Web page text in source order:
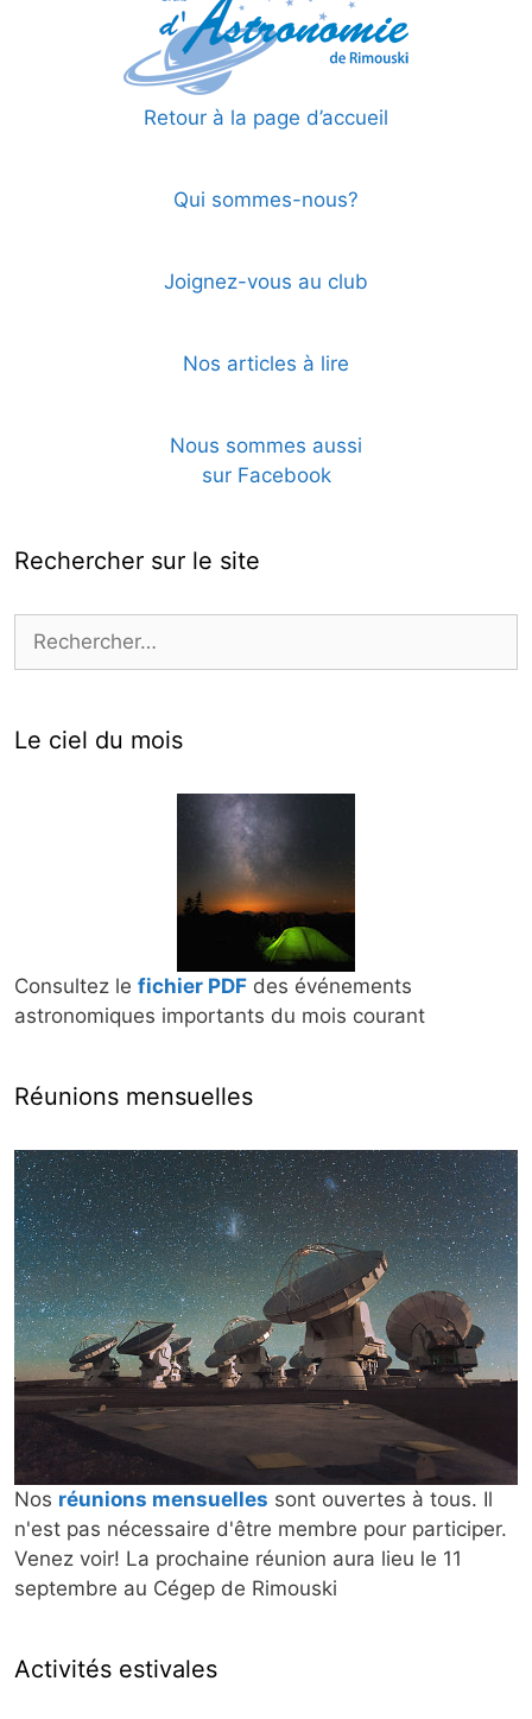
Retour à la page d’accueil
Qui sommes-nous?
Joignez-vous au club
Nos articles à lire
Nous sommes aussi
sur Facebook
Rechercher sur le site
Le ciel du mois
Consultez le fichier PDF des événements
astronomiques importants du mois courant
Réunions mensuelles
Nos réunions mensuelles sont ouvertes à tous. Il
n'est pas nécessaire d'être membre pour participer.
Venez voir! La prochaine réunion aura lieu le 11
septembre au Cégep de Rimouski
Activités estivales